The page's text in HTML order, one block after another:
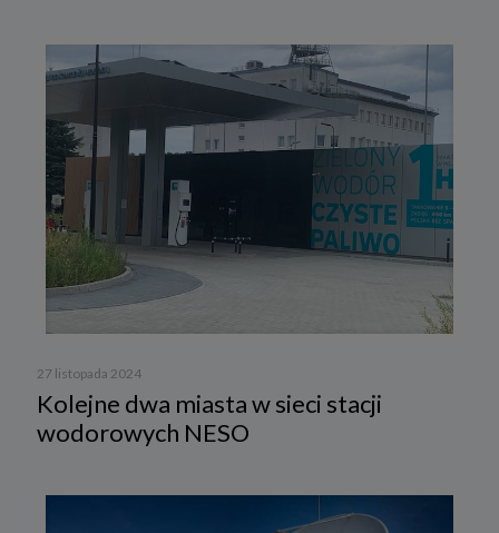
27 listopada 2024
Kolejne dwa miasta w sieci stacji
wodorowych NESO